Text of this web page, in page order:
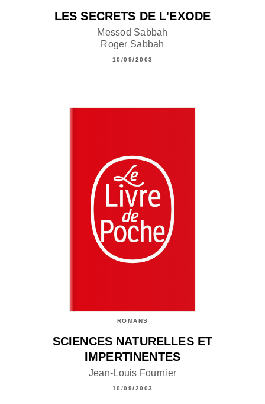
LES SECRETS DE L'EXODE
Messod Sabbah
Roger Sabbah
10/09/2003
ROMANS
SCIENCES NATURELLES ET
IMPERTINENTES
Jean-Louis Fournier
10/09/2003